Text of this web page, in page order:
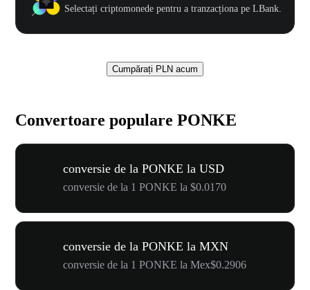
Selectați criptomonede pentru a tranzacționa pe LBank.
Cumpărați PLN acum
Convertoare populare PONKE
conversie de la PONKE la USD
conversie de la 1 PONKE la $0.0170
conversie de la PONKE la MXN
conversie de la 1 PONKE la Mex$0.2906